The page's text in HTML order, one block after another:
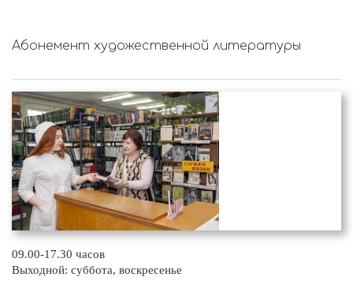
Абонемент художественной литературы
09.00-17.30 часов
Выходной: суббота, воскресенье